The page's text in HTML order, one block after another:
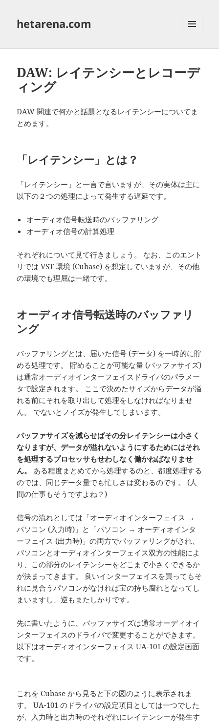
hetarena.com
ーとウ
DAW: レイテンシーとレコーデ
ィング
DAW 関連で何かと話題となるレイテンシーについてま
とめます。
「レイテンシー」とは？
「レイテンシー」と一言で言いますが、その実体は主に
以下の２つの処理によって発生する遅延です。
オーディオ信号転送時のバッファリング
オーディオ信号の計算処理
それぞれについて見て行きましょう。 なお、このエント
リでは VST 環境 (Cubase) を想定していますが、その他
の環境でも理屈は一緒です。
オーディオ信号転送時のバッファリ
ング
バッファリングとは、届いた信号 (データ) を一時的に貯
める処理です。 貯めることが可能な量 (バッファサイズ)
は通常オーディオインターフェイスドライバのパラメー
タで設定されます。 ここで決めたサイズからデータが溢
れる前にそれを取り出して処理をしなければなりませ
ん。 でないとノイズが発生してしまいます。
バッファサイズを減らせばその分レイテンシーは小さく
なりますが、データが溢れないようにするためにはそれ
を処理するプロセッサもせわしなく働かねばなりませ
ん。
ある程度まとめてから処理するのと、都度処理する
のでは、同じデータ量でも忙しさは変わるのです。 (人
間の仕事もそうですよね？)
信号の流れとしては「オーディオインターフェイス →
パソコン (入力時)」と「パソコン → オーディオインタ
ーフェイス (出力時)」の両方でバッファリングがされ、
パソコンとオーディオインターフェイス双方の性能によ
り、この部分のレイテンシーをどこまで小さくできるか
が決まってきます。 良いインターフェイスを買ってもそ
れに見合うパソコンがなければ宝の持ち腐れとなってし
まいますし、逆もまたしかりです。
先に書いたように、バッファサイズは通常オーディオイ
ンターフェイスのドライバで変更することができます。
以下はオーディオインターフェイス UA-101 の設定画面
です。
これを Cubase から見ると下の図のように表示されま
す。 UA-101 のドライバの設定項目としては一つでした
が、入力時と出力時のそれぞれにレイテンシーが発生す